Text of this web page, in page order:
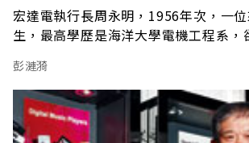
宏達電執行長周永明，1956年次，一
生，最高學歷是海洋大學電機工程系，
經理調查」第2名。他的名氣可能比不
事長蔡明介，但在本次調查中，他任期
介可說是不相上下。他在三項指標的排
2與第
彭漣漪